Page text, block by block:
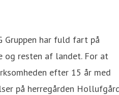
Gruppen har fuld fart på
og resten af landet. For at
efter 15 år med
på herregården